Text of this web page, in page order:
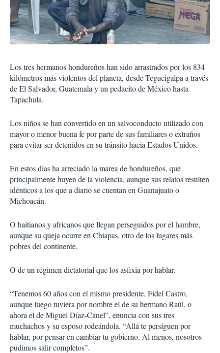
Los tres hermanos hondureños han sido arrastrados por los 834
kilómetros más violentos del planeta, desde Tegucigalpa a través
de El Salvador, Guatemala y un pedacito de México hasta
Tapachula.
Los niños se han convertido en un salvoconducto utilizado con
mayor o menor buena fe por parte de sus familiares o extraños
para evitar ser detenidos en su tránsito hacia Estados Unidos.
En estos días ha arreciado la marea de hondureños, que
principalmente huyen de la violencia, aunque sus relatos resulten
idénticos a los que a diario se cuentan en Guanajuato o
Michoacán.
O haitianos y africanos que llegan perseguidos por el hambre,
aunque su queja ocurre en Chiapas, otro de los lugares más
pobres del continente.
O de un régimen dictatorial que los asfixia por hablar.
“Tenemos 60 años con el mismo presidente, Fidel Castro,
aunque luego tuviera por nombre el de su hermano Raúl, o
ahora el de Miguel Díaz-Canel”, enuncia con sus tres
muchachos y su esposo rodeándola. “Allá te persiguen por
hablar, por pensar en cambiar tu gobierno. Al menos, nosotros
pudimos salir completos”.